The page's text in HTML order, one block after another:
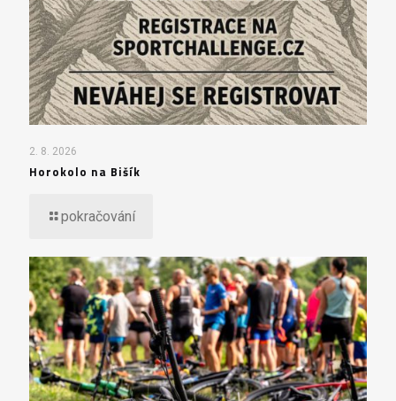
2. 8. 2026
Horokolo na Bišík
pokračování